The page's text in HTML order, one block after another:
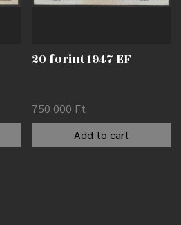
20 forint 1947 EF
750 000 Ft
Add to cart